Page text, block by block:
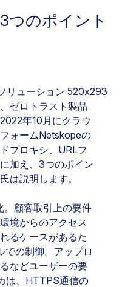
つのポイント
ゼロトラスト製品
年10月にクラウ
ォームNetskopeの
プロキシ、URLフ
加え、3つのポイン
は説明します。
。顧客取引上の要件
境からのアクセス
るケースがあるた
での制御。アップロ
などユーザーの要
は、HTTPS通信の